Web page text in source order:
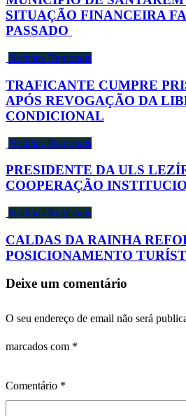
SITUAÇÃO FINANCEIRA
PASSADO
Notícias Regionais
TRAFICANTE CUMPRE
APÓS REVOGAÇÃO DA
CONDICIONAL
Notícias Regionais
PRESIDENTE DA ULS
COOPERAÇÃO
Notícias Regionais
CALDAS DA RAINHA
POSICIONAMENTO
Deixe um comentário
O seu endereço de email não será
marcados com *
Comentário *